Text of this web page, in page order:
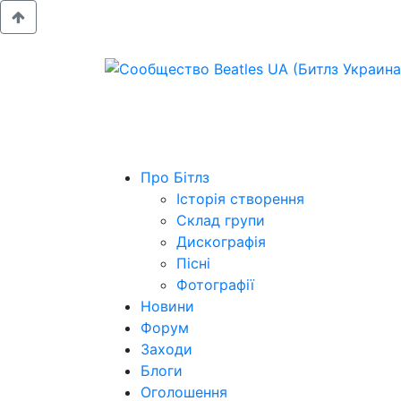
Про Бітлз
Історія створення
Склад групи
Дискографія
Пісні
Фотографії
Новини
Форум
Заходи
Блоги
Оголошення